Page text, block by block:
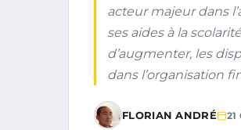
acteur majeur dans
ses aides à la
d’augmenter, les
dans l’organisation
FLORIAN ANDRÉ 21